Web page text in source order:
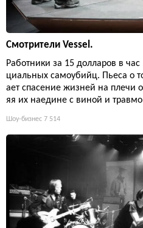
Смотрители Vessel.
Работники за 15 долларов в
циальных самоубийц. Пьеса о
ает спасение жизней на плечи
яя их наедине с виной и
Шоу-бизнес 7 514